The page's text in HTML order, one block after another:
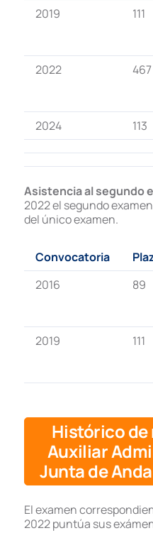
2019 111
2022 467
2024 113
Asistencia al segundo
2022 el segundo
del único examen.
Convocatoria
2016
89
2019 111
Histórico
Auxiliar
Junta de
El examen
2022 puntúa sus